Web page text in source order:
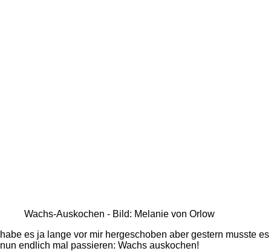
Wachs-Auskochen - Bild: Melanie von Orlow
habe es ja lange vor mir hergeschoben aber gestern musste es
nun endlich mal passieren: Wachs auskochen!